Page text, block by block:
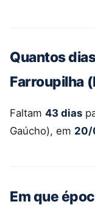
Quantos
Farroupilha
Faltam 43 dias
Gaúcho), em 20/
Em que